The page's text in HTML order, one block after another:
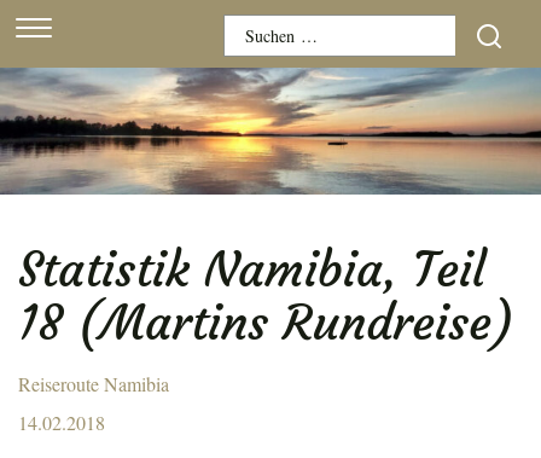
Skip
content
Suchen
nach:
Statistik Namibia, Teil
18 (Martins Rundreise)
Reiseroute Namibia
Posted
14.02.2018